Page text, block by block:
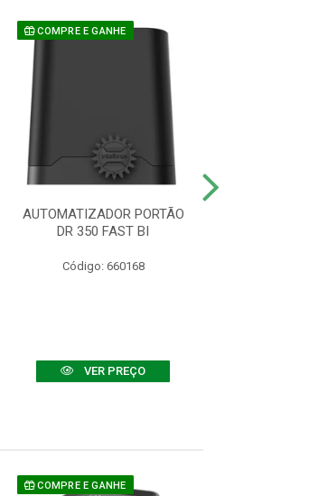
COMPRE E GANHE
AUTOMATIZADOR PORTÃO
DR 350 FAST BI
Código: 660168
VER PREÇO
COMPRE E GANHE